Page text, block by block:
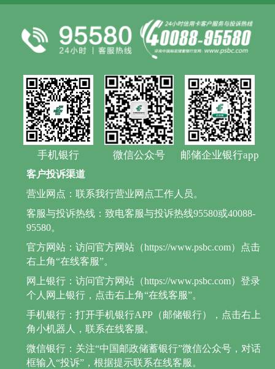
手机银行 微信公众号 邮储企业银行app
客户投诉渠道
营业网点：联系我行营业网点工作人员。
客服与投诉热线：致电客服与投诉热线95580或40088-
95580。
官方网站：访问官方网站（https://www.psbc.com）点击
右上角“在线客服”。
网上银行：访问官方网站（https://www.psbc.com）登录
个人网上银行，点击右上角“在线客服”。
手机银行：打开手机银行APP（邮储银行），点击右上
角小机器人，联系在线客服。
微信银行：关注“中国邮政储蓄银行”微信公众号，对话
框输入“投诉”，根据提示联系在线客服。